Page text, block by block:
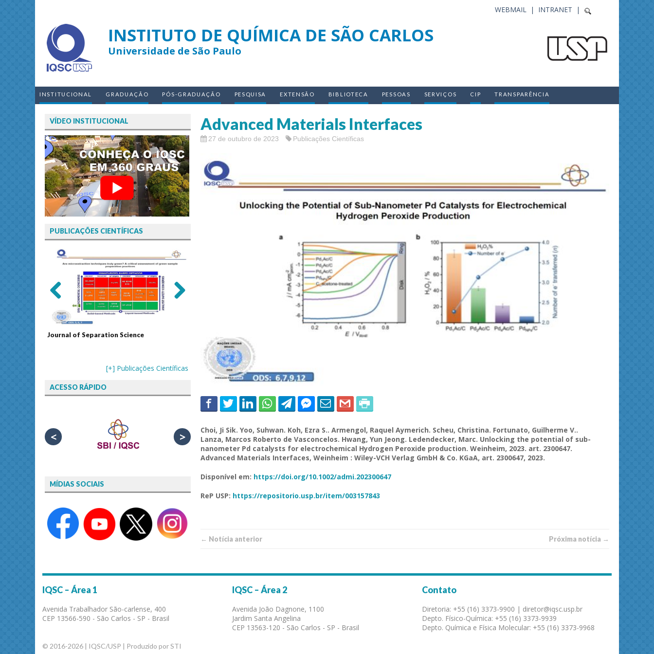
INTRANET |
WEBMAIL |
INSTITUTO DE QUÍMICA DE SÃO CARLOS
Universidade de São Paulo
INSTITUCIONAL GRADUAÇÃO PÓS-GRADUAÇÃO PESQUISA EXTENSÃO BIBLIOTECA PESSOAS SERVIÇOS CIP TRANSPARÊNCIA
Advanced Materials Interfaces
27 de outubro de 2023 Publicações Científicas
Choi, Ji Sik. Yoo, Suhwan. Koh, Ezra S.. Armengol, Raquel Aymerich. Scheu, Christina. Fortunato, Guilherme V..
Lanza, Marcos Roberto de Vasconcelos. Hwang, Yun Jeong. Ledendecker, Marc. Unlocking the potential of sub-
nanometer Pd catalysts for electrochemical Hydrogen Peroxide production. Weinheim, 2023. art. 2300647.
Advanced Materials Interfaces, Weinheim : Wiley-VCH Verlag GmbH & Co. KGaA, art. 2300647, 2023.
Disponível em: https://doi.org/10.1002/admi.202300647
ReP USP: https://repositorio.usp.br/item/003157843
← Notí­cia anterior Próxima notí­­cia →
VÍDEO INSTITUCIONAL
PUBLICAÇÕES CIENTÍFICAS
Journal of Separation Science
Assessments
Journal of Molecular Liquids
Previ
ous
[+] Publicações Científicas
ACESSO RÁPIDO
< >
MÍDIAS SOCIAIS
IQSC – Área 1
Avenida Trabalhador São-carlense, 400
CEP 13566-590 - São Carlos - SP - Brasil
IQSC – Área 2
Avenida João Dagnone, 1100
Jardim Santa Angelina
CEP 13563-120 - São Carlos - SP - Brasil
Contato
Diretoria: +55 (16) 3373-9900 | diretor@iqsc.usp.br
Depto. Físico-Química: +55 (16) 3373-9939
Depto. Química e Física Molecular: +55 (16) 3373-9968
© 2016-2026 | IQSC/USP | Produzido por STI